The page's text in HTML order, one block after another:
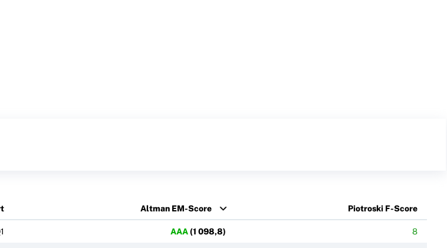
Altman EM-Score Piotroski F-Score
AAA(1 098,8) 8